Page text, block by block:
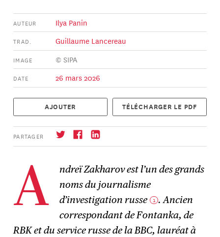
AUTEUR Ilya Panin
TRAD. Guillaume Lancereau
IMAGE © SIPA
DATE 26 mars 2026
AJOUTER TÉLÉCHARGER LE PDF
PARTAGER
→ S'abonner
A
ndreï Zakharov est l’un des grands
noms du journalisme
d’investigation russe
1 . Ancien
correspondant de Fontanka, de
RBK et du service russe de la BBC, lauréat à